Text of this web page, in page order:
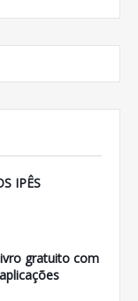
IPÊS
gratuito com